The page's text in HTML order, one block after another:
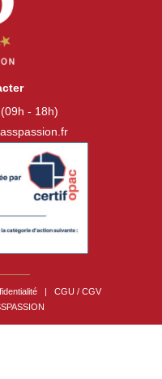
- 18h)
CGU / CGV